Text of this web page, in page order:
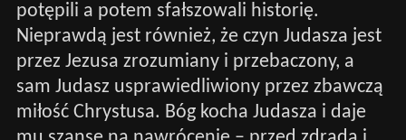
potępili a potem sfałszowali historię.
Nieprawdą jest również, że czyn Judasza jest
przez Jezusa zrozumiany i przebaczony, a
sam Judasz usprawiedliwiony przez zbawczą
miłość Chrystusa. Bóg kocha Judasza i daje